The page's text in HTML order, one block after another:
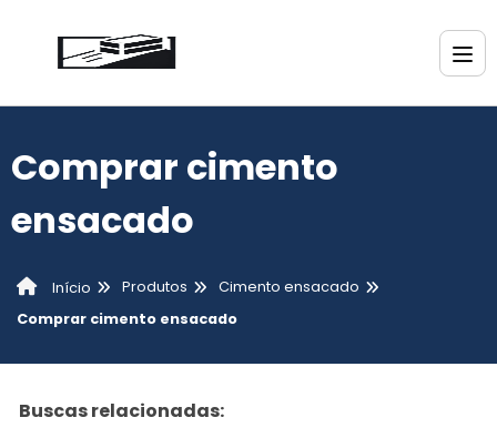
Comprar cimento
ensacado
Início Produtos
Cimento ensacado
Comprar cimento ensacado
Buscas relacionadas: